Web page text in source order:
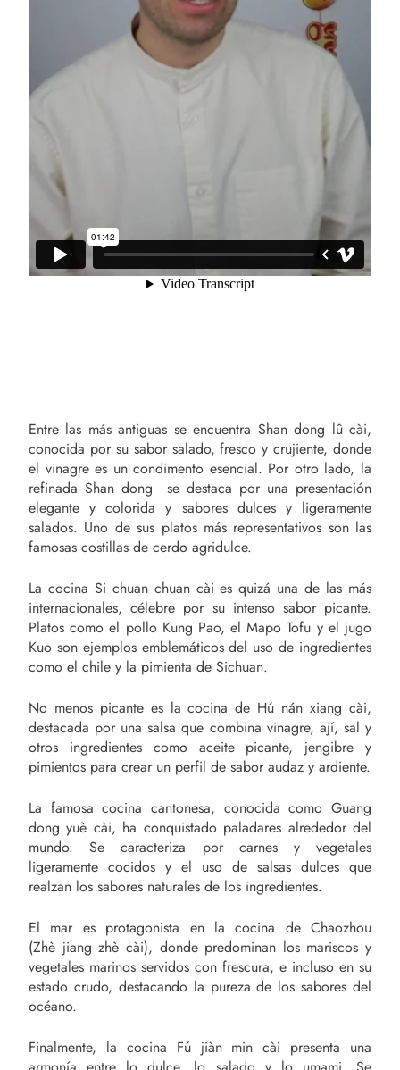
Entre las más antiguas se encuentra Shan dong lû cài,
conocida por su sabor salado, fresco y crujiente, donde
el vinagre es un condimento esencial. Por otro lado, la
refinada Shan dong se destaca por una presentación
elegante y colorida y sabores dulces y ligeramente
salados. Uno de sus platos más representativos son las
famosas costillas de cerdo agridulce.
La cocina Si chuan chuan cài es quizá una de las más
internacionales, célebre por su intenso sabor picante.
Platos como el pollo Kung Pao, el Mapo Tofu y el jugo
Kuo son ejemplos emblemáticos del uso de ingredientes
como el chile y la pimienta de Sichuan.
No menos picante es la cocina de Hú nán xiang cài,
destacada por una salsa que combina vinagre, ají, sal y
otros ingredientes como aceite picante, jengibre y
pimientos para crear un perfil de sabor audaz y ardiente.
La famosa cocina cantonesa, conocida como Guang
dong yuè cài, ha conquistado paladares alrededor del
mundo. Se caracteriza por carnes y vegetales
ligeramente cocidos y el uso de salsas dulces que
realzan los sabores naturales de los ingredientes.
El mar es protagonista en la cocina de Chaozhou
(Zhè jiang zhè cài), donde predominan los mariscos y
vegetales marinos servidos con frescura, e incluso en su
estado crudo, destacando la pureza de los sabores del
océano.
Finalmente, la cocina Fú jiàn min cài presenta una